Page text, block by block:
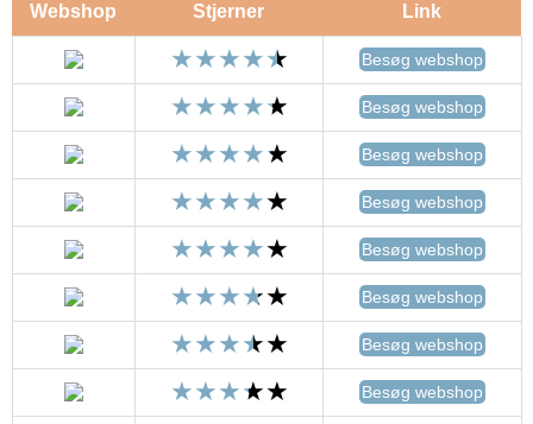
Webshop Stjerner Link
Besøg webshop
Besøg webshop
Besøg webshop
Besøg webshop
Besøg webshop
Besøg webshop
Besøg webshop
Besøg webshop